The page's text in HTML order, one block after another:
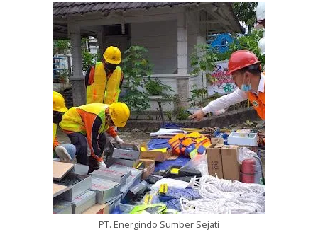
PT. Energindo Sumber Sejati